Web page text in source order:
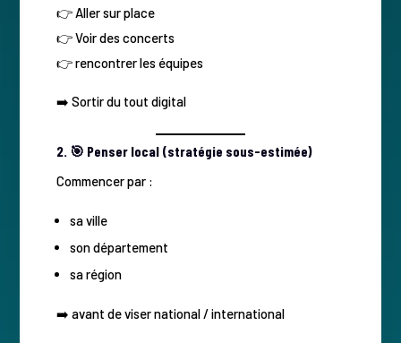
👉 Aller sur place
👉 Voir des concerts
👉 rencontrer les équipes
➡️ Sortir du tout digital
2. 🎯 Penser local (stratégie sous-estimée)
Commencer par :
sa ville
son département
sa région
➡️ avant de viser national / international